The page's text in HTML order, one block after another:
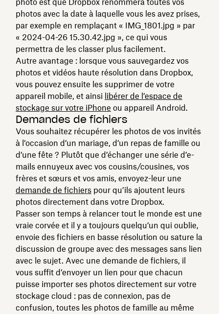
photo est que Dropbox renommera toutes vos
photos avec la date à laquelle vous les avez prises,
par exemple en remplaçant « IMG_1801.jpg » par
« 2024-04-26 15.30.42.jpg », ce qui vous
permettra de les classer plus facilement.
Autre avantage : lorsque vous sauvegardez vos
photos et vidéos haute résolution dans Dropbox,
vous pouvez ensuite les supprimer de votre
appareil mobile, et ainsi libérer de l’espace de
stockage sur votre iPhone ou appareil Android.
Demandes de fichiers
Vous souhaitez récupérer les photos de vos invités
à l’occasion d’un mariage, d’un repas de famille ou
d’une fête ? Plutôt que d’échanger une série d’e-
mails ennuyeux avec vos cousins/cousines, vos
frères et sœurs et vos amis, envoyez-leur une
demande de fichiers pour qu’ils ajoutent leurs
photos directement dans votre Dropbox.
Passer son temps à relancer tout le monde est une
vraie corvée et il y a toujours quelqu’un qui oublie,
envoie des fichiers en basse résolution ou sature la
discussion de groupe avec des messages sans lien
avec le sujet. Avec une demande de fichiers, il
vous suffit d’envoyer un lien pour que chacun
puisse importer ses photos directement sur votre
stockage cloud : pas de connexion, pas de
confusion, toutes les photos de famille au même